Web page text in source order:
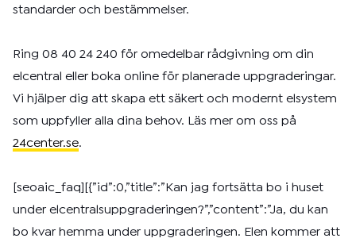
standarder och bestämmelser.
Ring 08 40 24 240 för omedelbar rådgivning om din
elcentral eller boka online för planerade uppgraderingar.
Vi hjälper dig att skapa ett säkert och modernt elsystem
som uppfyller alla dina behov. Läs mer om oss på
24center.se.
[seoaic_faq][{”id”:0,”title”:”Kan jag fortsätta bo i huset
under elcentralsuppgraderingen?”,”content”:”Ja, du kan
bo kvar hemma under uppgraderingen. Elen kommer att